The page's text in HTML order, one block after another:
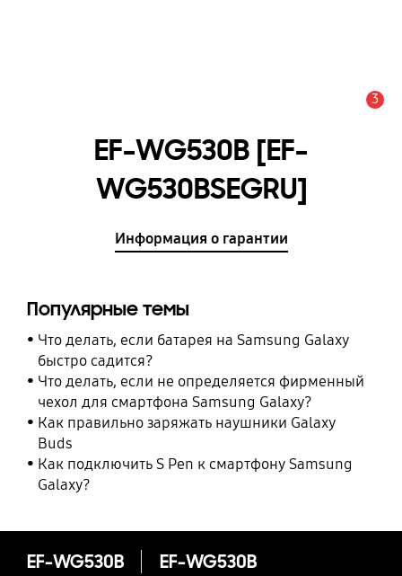
3
EF-WG530B [EF-
WG530BSEGRU]
Информация о гарантии
Популярные темы
Что делать, если батарея на Samsung Galaxy
быстро садится?
Что делать, если не определяется фирменный
чехол для смартфона Samsung Galaxy?
Как правильно заряжать наушники Galaxy
Buds
Как подключить S Pen к смартфону Samsung
Galaxy?
EF-WG530B EF-WG530B